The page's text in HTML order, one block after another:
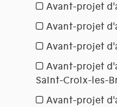
Avant-projet
Avant-projet
Avant-projet
Avant-projet
Saint-Croix-les-
Avant-projet